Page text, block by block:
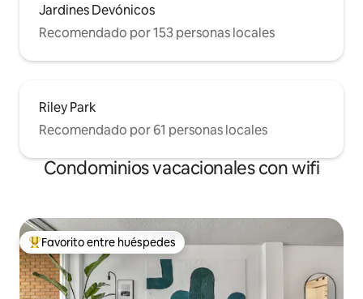
Jardines Devónicos
Recomendado por 153 personas locales
Riley Park
Recomendado por 61 personas locales
Condominios vacacionales con wifi
Favorito entre huéspedes preferido
Favorito entre huéspedes